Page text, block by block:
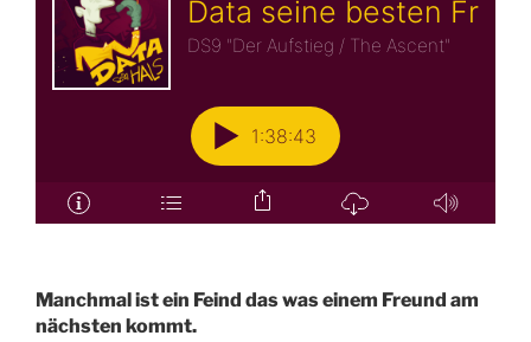
Manchmal ist ein Feind das was einem Freund am
nächsten kommt.